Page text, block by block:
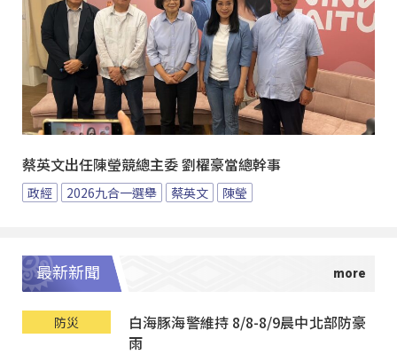
蔡英文出任陳瑩競總主委 劉櫂豪當總幹事
政經 2026九合一選舉 蔡英文 陳瑩
最新新聞
防災
白海豚海警維持 8/8-8/9晨中北部防豪
雨